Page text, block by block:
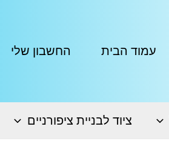
עמוד הבית החשבון שלי
ציוד לבניית ציפורניים